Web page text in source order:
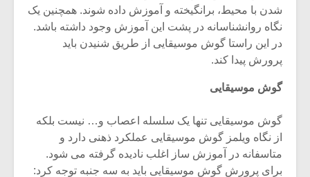
شدن با محیط، برانگیخته و آموزش داده شوند. همچنین یک
نگاه روانشناسانه در پشت این آموزش وجود داشته باشد.
در این راستا گوش موسیقایی از طریق شنیدن باید
پرورش پیدا کند.
گوش موسیقایی
گوش موسیقایی تنها یک سلسله اعصاب و… نیست بلکه
از نگاه ویلمز گوش موسیقایی عملکرد ذهنی دارد و
متاسفانه در آموزش ساز اغلب نادیده گرفته می شود.
برای پرورش گوش موسیقایی باید به سه جنبه توجه کرد: